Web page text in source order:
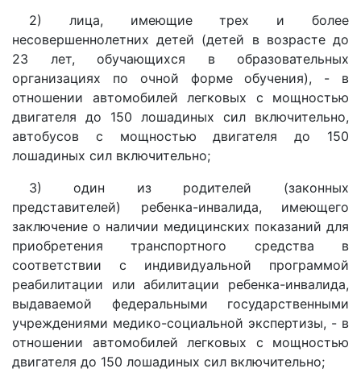
2) лица, имеющие трех и более
несовершеннолетних детей (детей в возрасте до
23 лет, обучающихся в образовательных
организациях по очной форме обучения), - в
отношении автомобилей легковых с мощностью
двигателя до 150 лошадиных сил включительно,
автобусов с мощностью двигателя до 150
лошадиных сил включительно;
3) один из родителей (законных
представителей) ребенка-инвалида, имеющего
заключение о наличии медицинских показаний для
приобретения транспортного средства в
соответствии с индивидуальной программой
реабилитации или абилитации ребенка-инвалида,
выдаваемой федеральными государственными
учреждениями медико-социальной экспертизы, - в
отношении автомобилей легковых с мощностью
двигателя до 150 лошадиных сил включительно;